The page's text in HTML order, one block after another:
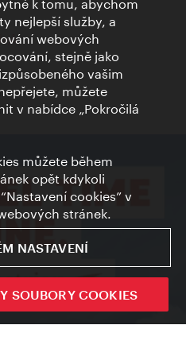
k tomu, abychom
nejlepší služby, a
webových
stejně jako
vašim
můžete
v nabídce „Pokročilá
můžete během
opět kdykoli
cookies” v
stránek.
NASTAVENÍ
SOUBORY COOKIES